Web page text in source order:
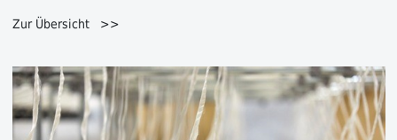
Zur Übersicht >>